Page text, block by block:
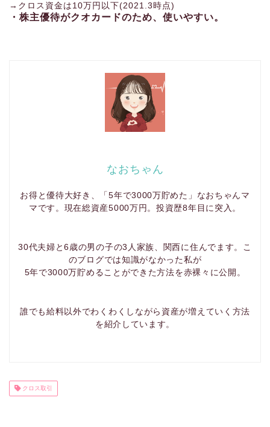
→クロス資金は10万円以下(2021.3時点)
・株主優待がクオカードのため、使いやすい。
なおちゃん
お得と優待大好き、「5年で3000万貯めた」なおちゃんマ
マです。現在総資産5000万円。投資歴8年目に突入。
30代夫婦と6歳の男の子の3人家族、関西に住んでます。こ
のブログでは知識がなかった私が
5年で3000万貯めることができた方法を赤裸々に公開。
誰でも給料以外でわくわくしながら資産が増えていく方法
を紹介しています。
クロス取引